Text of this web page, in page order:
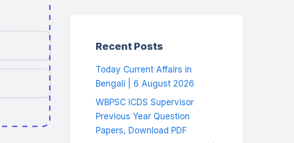
Recent Posts
Today Current Affairs in
Bengali | 6 August 2026
WBPSC ICDS Supervisor
Previous Year Question
Papers, Download PDF